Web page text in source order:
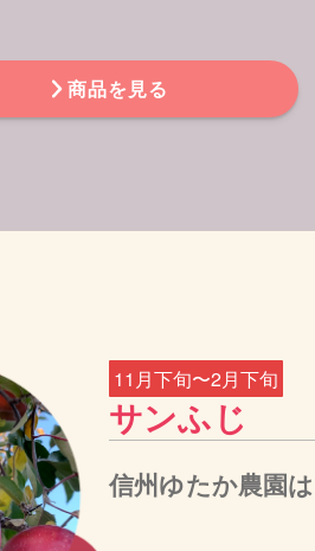
商品を見る
11月下旬〜2月下旬
サンふじ
信州ゆたか農園